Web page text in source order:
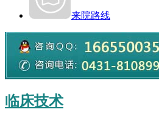
来院路线
临床技术